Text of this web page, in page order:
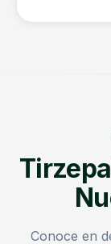
Conoce en